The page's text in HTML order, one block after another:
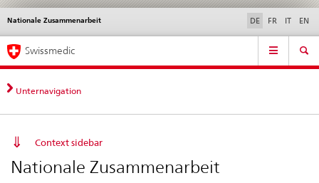
Direktnavigation
News,
Rechtsgrundlagen,
Kontakt
News & Updates Kontakt | Support & Hilfe
Nationale Zusammenarbeit
Sprachwahl DE FR IT EN
Service
Hauptnavigation
Swissmedic
Unternavigation
Context sidebar
Nationale Zusammenarbeit